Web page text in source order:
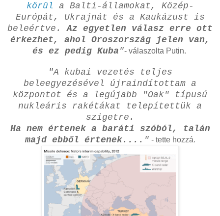
körül a Balti-államokat, Közép-
Európát, Ukrajnát és a Kaukázust is
beleértve.Az egyetlen válasz erre ott
érkezhet, ahol Oroszország jelen van,
és ez pedig Kuba "- válaszolta Putin.
"A kubai vezetés teljes
beleegyezésével újraindítottam a
központot és a legújabb "Oak" típusú
nukleáris rakétákat telepítettük a
szigetre.
Ha nem értenek a baráti szóból, talán
majd ebből értenek.... " - tette hozzá.